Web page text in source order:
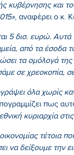
κυβέρνησης και
, αναφέρει ο κ.
5 δισ. ευρώ.
από τα έσοδα
τα ομόλογά της
σε χρεοκοπία,
όλα χωρίς
πως
κυριαρχία
τέτοια
να δείξουμε την